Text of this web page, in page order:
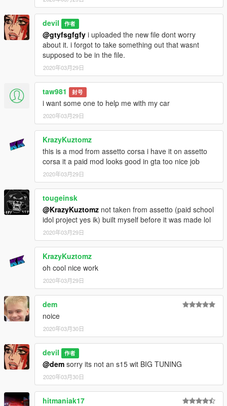
deviI 作者
@gtyfsgfgfy i uploaded the new file dont worry
about it. i forgot to take something out that wasnt
supposed to be in the file.
2020年03月29日
taw981 封号
i want some one to help me with my car
2020年03月29日
KrazyKuztomz
this is a mod from assetto corsa i have it on assetto
corsa it a paid mod looks good in gta too nice job
2020年03月29日
tougeinsk
@KrazyKuztomz not taken from assetto (paid school
idol project yes ik) built myself before it was made lol
2020年03月29日
KrazyKuztomz
oh cool nice work
2020年03月29日
dem
noice
2020年03月30日
deviI 作者
@dem sorry its not an s15 wit BIG TUNING
2020年03月30日
hitmaniak17